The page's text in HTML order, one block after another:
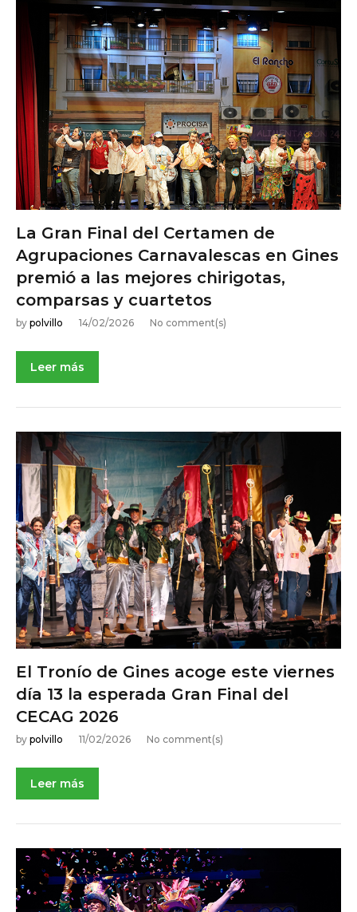
NOTICIAS DE ACTUALIDAD
La Gran Final del Certamen de
Agrupaciones Carnavalescas en Gines
premió a las mejores chirigotas,
comparsas y cuartetos
14/02/2026
by polvillo No comment(s)
Leer más
NOTICIAS DE ACTUALIDAD
El Tronío de Gines acoge este viernes
día 13 la esperada Gran Final del
CECAG 2026
11/02/2026
by polvillo No comment(s)
Leer más
NOTICIAS DE ACTUALIDAD